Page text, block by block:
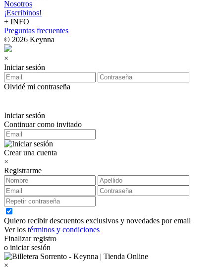
Nosotros
¡Escribinos!
+ INFO
Preguntas frecuentes
© 2026 Keynna
×
Iniciar sesión
Olvidé mi contraseña
Iniciar sesión
Continuar como invitado
Crear una cuenta
×
Registrarme
Quiero recibir descuentos exclusivos y novedades por email
Ver los términos y condiciones
Finalizar registro
o iniciar sesión